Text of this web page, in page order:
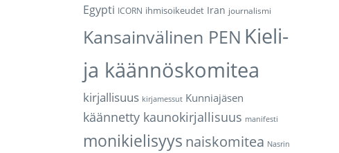
Egypti ICORN ihmisoikeudet Iran journalismi
Kansainvälinen PEN Kieli-
ja käännöskomitea
kirjallisuus kirjamessut Kunniajäsen
käännetty kaunokirjallisuus manifesti
monikielisyys naiskomitea Nasrin